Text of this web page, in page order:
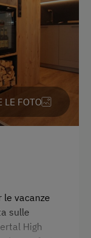
LE FOTO
le vacanze
sulle
High